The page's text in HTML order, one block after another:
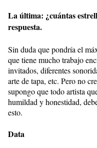
La última: ¿cuántas
respuesta.
Sin duda que pondría el
que tiene mucho trabajo
invitados, diferentes
arte de tapa, etc. Pero no
supongo que todo artista
humildad y honestidad,
esto.
Data